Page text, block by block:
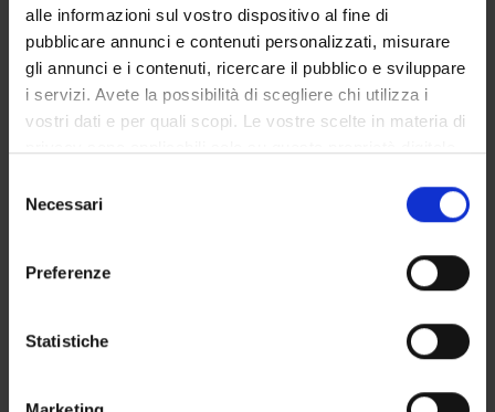
alle informazioni sul vostro dispositivo al fine di
pubblicare annunci e contenuti personalizzati, misurare
gli annunci e i contenuti, ricercare il pubblico e sviluppare
i servizi. Avete la possibilità di scegliere chi utilizza i
vostri dati e per quali scopi. Le vostre scelte in materia di
modificare o revocare il proprio consenso in qualsiasi
momento dalla Dichiarazione sui cookie o facendo clic
raccogliere informazioni sulla tua posizione
geografica, con un'approssimazione di qualche
delNecessari
Preferenze
Statistiche
ORGANIZZAZIONE
GOVERNANCE
COMMISSIONI
UFFICI E STRUTTURE DI SERVIZIO
SERVIZI DI SEGRETERIA STUDENTI
LABORATORI